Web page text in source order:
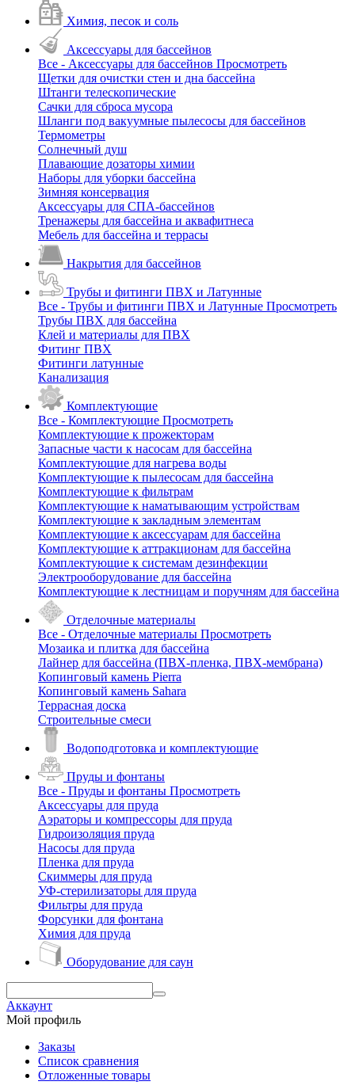
Химия, песок и соль
Аксессуары для бассейнов
Все - Аксессуары для бассейнов Просмотреть
Щетки для очистки стен и дна бассейна
Штанги телескопические
Сачки для сброса мусора
Шланги под вакуумные пылесосы для бассейнов
Термометры
Солнечный душ
Плавающие дозаторы химии
Наборы для уборки бассейна
Зимняя консервация
Аксессуары для СПА-бассейнов
Тренажеры для бассейна и аквафитнеса
Мебель для бассейна и террасы
Накрытия для бассейнов
Трубы и фитинги ПВХ и Латунные
Все - Трубы и фитинги ПВХ и Латунные Просмотреть
Трубы ПВХ для бассейна
Клей и материалы для ПВХ
Фитинг ПВХ
Фитинги латунные
Канализация
Комплектующие
Все - Комплектующие Просмотреть
Комплектующие к прожекторам
Запасные части к насосам для бассейна
Комплектующие для нагрева воды
Комплектующие к пылесосам для бассейна
Комплектующие к фильтрам
Комплектующие к наматывающим устройствам
Комплектующие к закладным элементам
Комплектующие к аксессуарам для бассейна
Комплектующие к аттракционам для бассейна
Комплектующие к системам дезинфекции
Электрооборудование для бассейна
Комплектующие к лестницам и поручням для бассейна
Отделочные материалы
Все - Отделочные материалы Просмотреть
Мозаика и плитка для бассейна
Лайнер для бассейна (ПВХ-пленка, ПВХ-мембрана)
Копинговый камень Pierra
Копинговый камень Sahara
Террасная доска
Строительные смеси
Водоподготовка и комплектующие
Пруды и фонтаны
Все - Пруды и фонтаны Просмотреть
Аксессуары для пруда
Аэраторы и компрессоры для пруда
Гидроизоляция пруда
Насосы для пруда
Пленка для пруда
Скиммеры для пруда
УФ-стерилизаторы для пруда
Фильтры для пруда
Форсунки для фонтана
Химия для пруда
Оборудование для саун
Аккаунт
Мой профиль
Заказы
Список сравнения
Отложенные товары